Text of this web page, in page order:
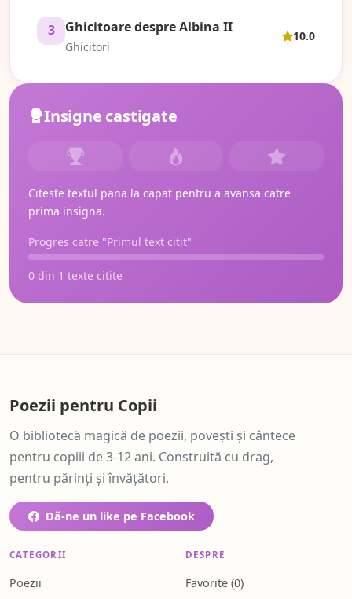
3 Ghicitoare despre Albina II
Ghicitori
10.0
Insigne castigate
Citeste textul pana la capat pentru a avansa catre
prima insigna.
Progres catre "Primul text citit"
0 din 1 texte citite
Poezii pentru Copii
O bibliotecă magică de poezii, povești și cântece
pentru copiii de 3-12 ani. Construită cu drag,
pentru părinți și învățători.
Dă-ne un like pe Facebook
CATEGORII
Poezii
DESPRE
Favorite (0)